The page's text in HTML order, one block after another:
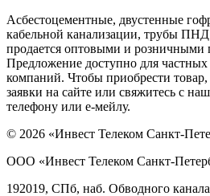
Асбестоцементные, двустенные
кабельной канализации, трубы
продается оптовыми и розничными
Предложение доступно для
компаний. Чтобы приобрести
заявки на сайте или свяжитесь с
телефону или е-мейлу.
© 2026 «Инвест Телеком Санкт-
ООО «Инвест Телеком Санкт-
192019, СПб, наб. Обводного